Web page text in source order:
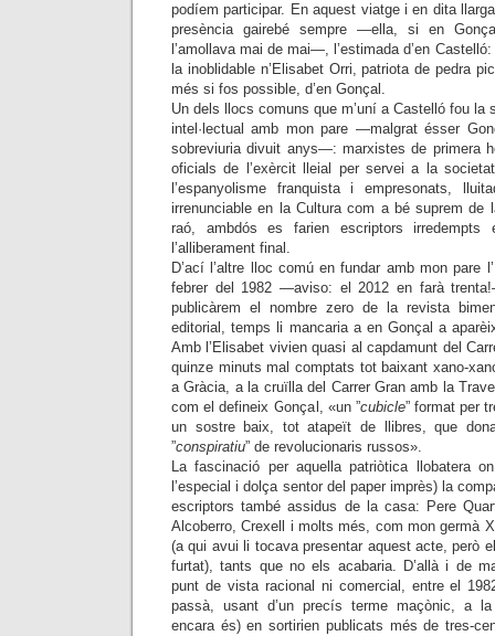
podíem participar. En aquest viatge i en dita
presència gairebé sempre —ella, si en
l’amollava mai de mai—, l’estimada d’en
la inoblidable n’Elisabet Orri, patriota de pedra
més si fos possible, d’en Gonçal.
Un dels llocs comuns que m’uní a Castelló fou la
intel·lectual amb mon pare —malgrat ésser
sobreviuria divuit anys—: marxistes de primera
oficials de l’exèrcit lleial per servei a la
l’espanyolisme franquista i empresonats,
irrenunciable en la Cultura com a bé suprem de
raó, ambdós es farien escriptors irredempts
l’alliberament final.
D’ací l’altre lloc comú en fundar amb mon pare
febrer del 1982 —aviso: el 2012 en farà
publicàrem el nombre zero de la revista
editorial, temps li mancaria a en Gonçal a
Amb l’Elisabet vivien quasi al capdamunt del
quinze minuts mal comptats tot baixant xano-
a Gràcia, a la cruïlla del Carrer Gran amb la
com el defineix Gonçal, «un ”cubicle” format per
un sostre baix, tot atapeït de llibres, que
”conspiratiu” de revolucionaris russos».
La fascinació per aquella patriòtica llobatera
l’especial i dolça sentor del paper imprès) la
escriptors també assidus de la casa: Pere
Alcoberro, Crexell i molts més, com mon germà
(a qui avui li tocava presentar aquest acte, però
furtat), tants que no els acabaria. D’allà i de
punt de vista racional ni comercial, entre el
passà, usant d’un precís terme maçònic, a la
encara és) en sortirien publicats més de tres-